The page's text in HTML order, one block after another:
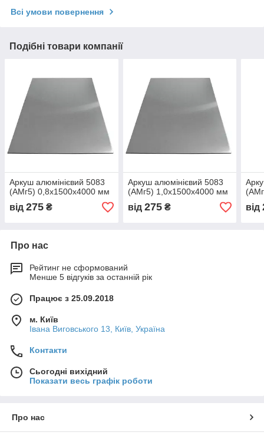
Всі умови повернення
Подібні товари компанії
Аркуш алюмінієвий 5083
(АМг5) 0,8х1500х4000 мм
від 275 ₴
Аркуш алюмінієвий 5083
(АМг5) 1,0х1500х4000 мм
від 275₴ від
Про нас
Рейтинг не сформований
Менше 5 відгуків за останній рік
Працює з 25.09.2018
м. Київ
Івана Виговського 13, Київ, Україна
Контакти
Сьогодні вихідний
Показати весь графік роботи
Про нас